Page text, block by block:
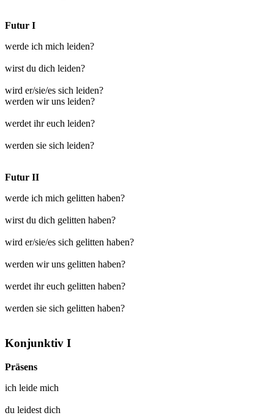
Futur I
werde ich mich leiden?
wirst du dich leiden?
wird er/sie/es sich leiden?
werden wir uns leiden?
werdet ihr euch leiden?
werden sie sich leiden?
Futur II
werde ich mich gelitten haben?
wirst du dich gelitten haben?
wird er/sie/es sich gelitten haben?
werden wir uns gelitten haben?
werdet ihr euch gelitten haben?
werden sie sich gelitten haben?
Konjunktiv I
Präsens
ich leide mich
du leidest dich